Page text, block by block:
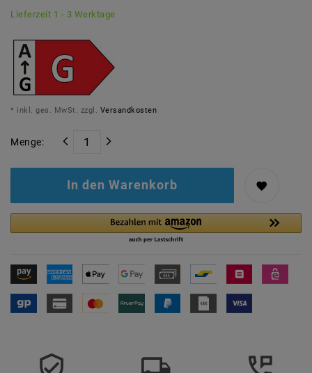
Lieferzeit 1 - 3 Werktage
* inkl. ges. MwSt. zzgl. Versandkosten
Menge:
In den Warenkorb